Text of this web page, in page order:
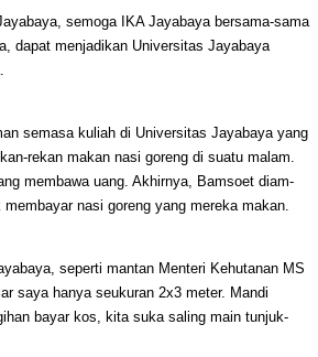
semoga IKA Jayabaya bersama-sama
dapat menjadikan Universitas Jayabaya
semasa kuliah di Universitas Jayabaya yang
rekan makan nasi goreng di suatu malam.
membawa uang. Akhirnya, Bamsoet diam-
nasi goreng yang mereka makan.
seperti mantan Menteri Kehutanan MS
saya hanya seukuran 2x3 meter. Mandi
bayar kos, kita suka saling main tunjuk-